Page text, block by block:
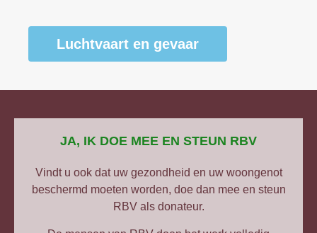
Luchtvaart en gevaar
JA, IK DOE MEE EN STEUN RBV
Vindt u ook dat uw gezondheid en uw woongenot
beschermd moeten worden, doe dan mee en steun
RBV als donateur.